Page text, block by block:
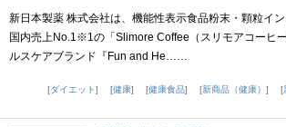
新日本製薬 株式会社は、機能性表示食品粉末・顆粒イ
国内売上No.1※1の「Slimore Coffee（スリモアコーヒ
ルスケアブランド『Fun and He……
ダイエット
健康 健康食品 新商品（健康）